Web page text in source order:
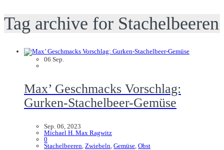
Tag archive for Stachelbeeren
06 Sep.
Max’ Geschmacks Vorschlag:
Gurken-Stachelbeer-Gemüse
Sep. 06, 2023
Michael H. Max Ragwitz
0
Stachelbeeren Zwiebeln Gemüse Obst